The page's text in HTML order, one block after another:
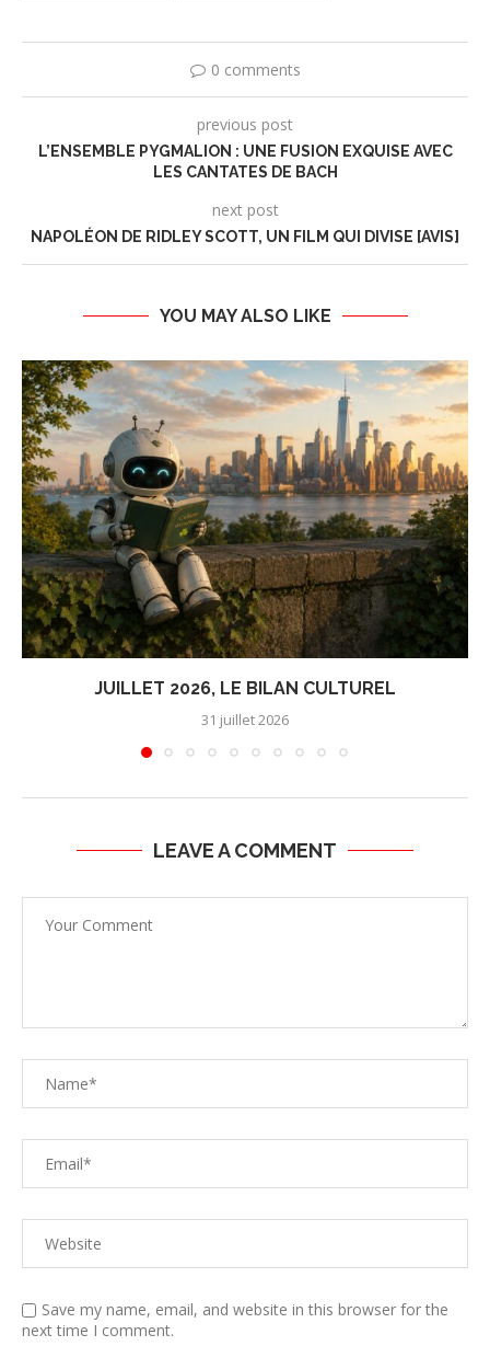
0 comments
previous post
L’ENSEMBLE PYGMALION : UNE FUSION EXQUISE AVEC
LES CANTATES DE BACH
next post
NAPOLÉON DE RIDLEY SCOTT, UN FILM QUI DIVISE [AVIS]
YOU MAY ALSO LIKE
JUILLET 2026, LE BILAN CULTUREL
31 juillet 2026
LEAVE A COMMENT
Save my name, email, and website in this browser for the
next time I comment.